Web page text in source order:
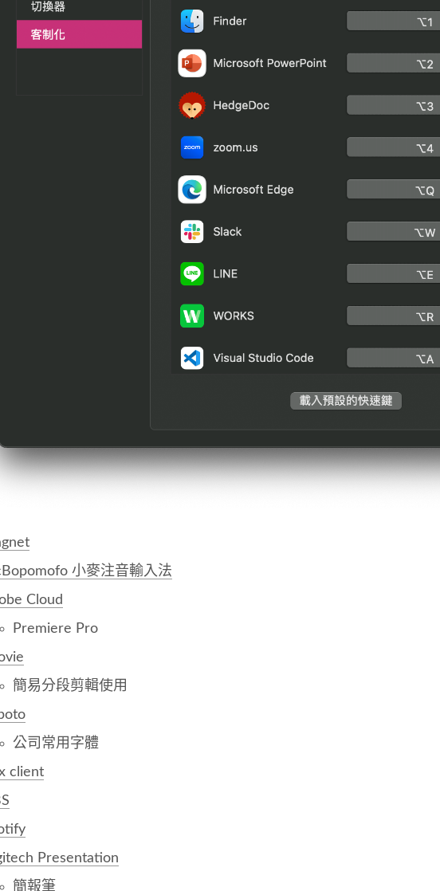
小麥注音輸入法
Cloud
Premiere Pro
簡易分段剪輯使用
公司常用字體
client
Presentation
簡報筆